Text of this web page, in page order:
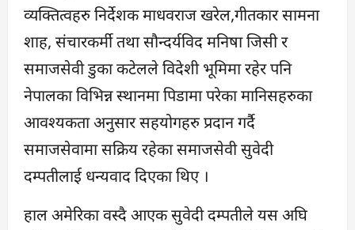
व्यक्तित्वहरु निर्देशक माधवराज खरेल,गीतकार सामना
शाह, संचारकर्मी तथा सौन्दर्यविद मनिषा जिसी र
समाजसेवी डुका कटेलले विदेशी भूमिमा रहेर पनि
नेपालका विभिन्न स्थानमा पिडामा परेका मानिसहरुका
आवश्यकता अनुसार सहयोगहरु प्रदान गर्दै
समाजसेवामा सक्रिय रहेका समाजसेवी सुवेदी
दम्पतीलाई धन्यवाद दिएका थिए ।
हाल अमेरिका वस्दै आएक सुवेदी दम्पतीले यस अघि